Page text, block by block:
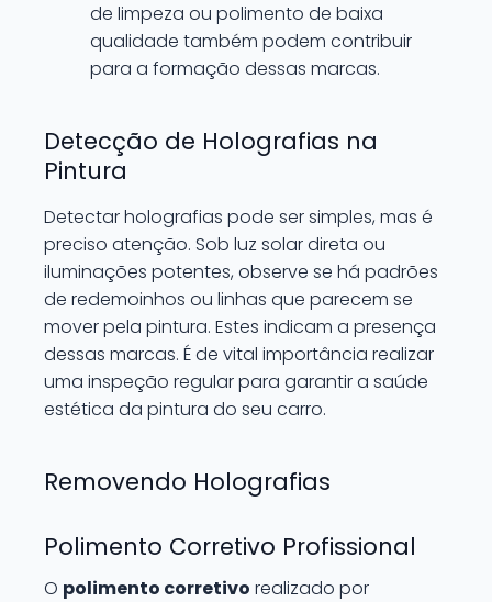
de limpeza ou polimento de baixa
qualidade também podem contribuir
para a formação dessas marcas.
Detecção de Holografias na
Pintura
Detectar holografias pode ser simples, mas é
preciso atenção. Sob luz solar direta ou
iluminações potentes, observe se há padrões
de redemoinhos ou linhas que parecem se
mover pela pintura. Estes indicam a presença
dessas marcas. É de vital importância realizar
uma inspeção regular para garantir a saúde
estética da pintura do seu carro.
Removendo Holografias
Polimento Corretivo Profissional
O polimento corretivo realizado por